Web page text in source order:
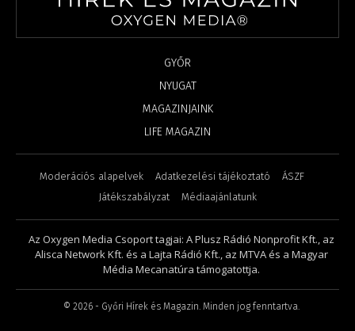
GYŐR
NYUGAT
MAGAZINJAINK
LIFE MAGAZIN
Moderációs alapelvek Adatkezelési tájékoztató
ÁSZF
Játékszabályzat
Médiaajánlatunk
Az Oxygen Media Csoport tagjai: A Plusz Rádió Nonprofit Kft., az
Alisca Network Kft. és a Lajta Rádió Kft., az MTVA és a Magyar
Média Mecanatúra támogatottja.
© 2026 - Győri Hírek és Magazin. Minden jog fenntartva.